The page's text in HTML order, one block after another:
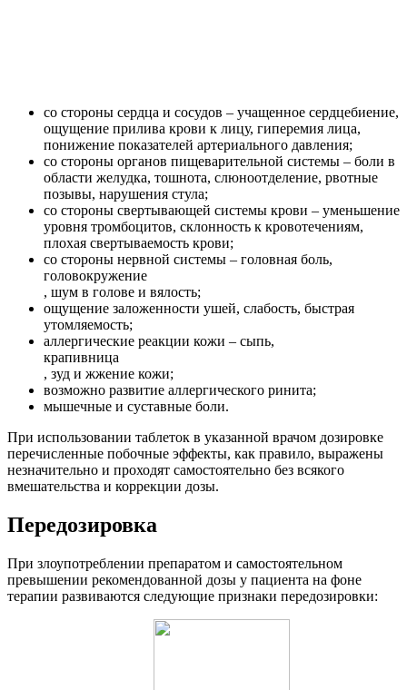
со стороны сердца и сосудов – учащенное сердцебиение,
ощущение прилива крови к лицу, гиперемия лица,
понижение показателей артериального давления;
со стороны органов пищеварительной системы – боли в
области желудка, тошнота, слюноотделение, рвотные
позывы, нарушения стула;
со стороны свертывающей системы крови – уменьшение
уровня тромбоцитов, склонность к кровотечениям,
плохая свертываемость крови;
со стороны нервной системы – головная боль,
головокружение
, шум в голове и вялость;
ощущение заложенности ушей, слабость, быстрая
утомляемость;
аллергические реакции кожи – сыпь,
крапивница
, зуд и жжение кожи;
возможно развитие аллергического ринита;
мышечные и суставные боли.
При использовании таблеток в указанной врачом дозировке
перечисленные побочные эффекты, как правило, выражены
незначительно и проходят самостоятельно без всякого
вмешательства и коррекции дозы.
Передозировка
При злоупотреблении препаратом и самостоятельном
превышении рекомендованной дозы у пациента на фоне
терапии развиваются следующие признаки передозировки: